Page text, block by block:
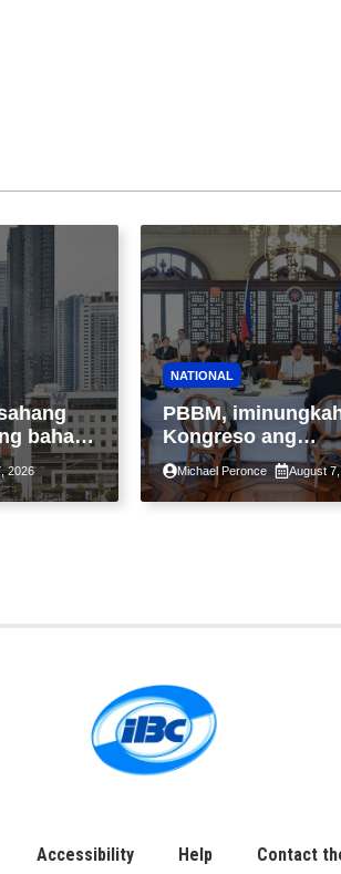
bahagi
2.3%
East
public
2026
NATIONAL
PBBM,
Kongreso ang
pansamantalang
suspensyon sa
pagpapatupad ng
Michael Peronce August
Accessibility Help Contact